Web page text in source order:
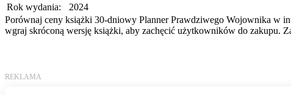
Rok wydania:
2024
Porównaj ceny książki 30-dniowy Planner Prawdziwego Wojownika w
wgraj skróconą wersję książki, aby zachęcić użytkowników do zakupu.